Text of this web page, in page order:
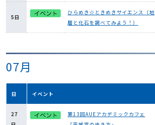
5日
ひらめき☆ときめきサイエンス（地
層と化石を調べてみよう！）
07月
日 イベント
27
第13回AUEアカデミックカフェ